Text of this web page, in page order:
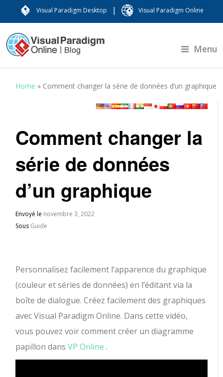
Visual Paradigm Desktop | Visual Paradigm Online
Menu
Home » Comment changer la série de données d’un graphique
Comment changer la
série de données
d’un graphique
Envoyé le novembre 3, 2022
Sous Guide
Personnalisez facilement l’apparence du graphique
(couleur et séries de données) en l’éditant via la
boîte de dialogue. Créez facilement des graphiques
avec Visual Paradigm Online. Dans cette vidéo,
vous pouvez voir comment créer un diagramme
papillon dansVP Online .